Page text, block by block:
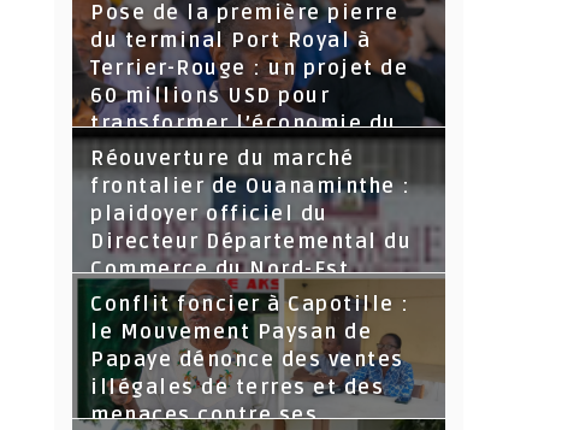
Pose de la première pierre
du terminal Port Royal à
Terrier-Rouge : un projet de
60 millions USD pour
transformer l’économie du
Nord-Est
Réouverture du marché
frontalier de Ouanaminthe :
plaidoyer officiel du
Directeur Départemental du
Commerce du Nord-Est.
Conflit foncier à Capotille :
le Mouvement Paysan de
Papaye dénonce des ventes
illégales de terres et des
menaces contre ses